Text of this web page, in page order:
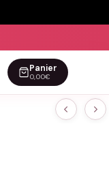
Panier
0,00€